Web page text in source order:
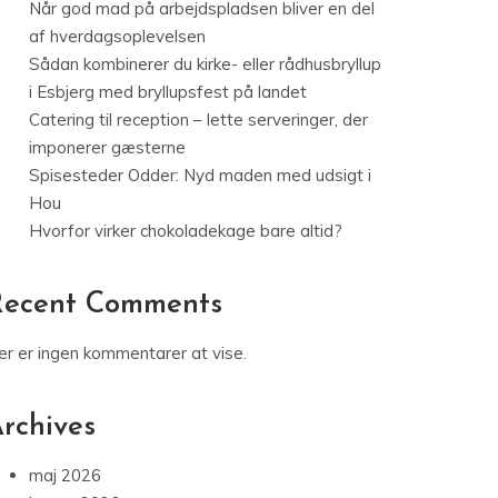
Når god mad på arbejdspladsen bliver en del
af hverdagsoplevelsen
Sådan kombinerer du kirke- eller rådhusbryllup
i Esbjerg med bryllupsfest på landet
Catering til reception – lette serveringer, der
imponerer gæsterne
Spisesteder Odder: Nyd maden med udsigt i
Hou
Hvorfor virker chokoladekage bare altid?
Comments
er ingen kommentarer at vise.
maj 2026